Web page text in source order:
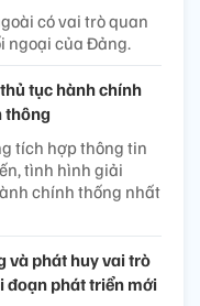
có vai trò quan
ngoại của Đảng.
tục hành chính
thông
tích hợp thông tin
tình hình giải
chính thống nhất
và phát huy vai trò
đoạn phát triển mới